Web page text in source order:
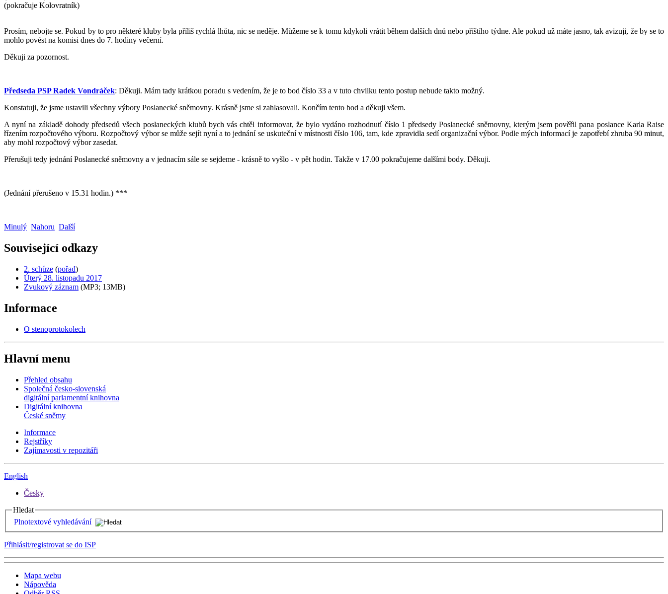
(pokračuje Kolovratník)
Prosím, nebojte se. Pokud by to pro některé kluby byla příliš rychlá lhůta, nic se neděje. Můžeme se k tomu kdykoli vrátit během dalších dnů nebo příštího týdne. Ale pokud už máte jasno, tak avizuji, že by se to
mohlo povést na komisi dnes do 7. hodiny večerní.
Děkuji za pozornost.
Předseda PSP Radek Vondráček: Děkuji. Mám tady krátkou poradu s vedením, že je to bod číslo 33 a v tuto chvilku tento postup nebude takto možný.
Konstatuji, že jsme ustavili všechny výbory Poslanecké sněmovny. Krásně jsme si zahlasovali. Končím tento bod a děkuji všem.
A nyní na základě dohody předsedů všech poslaneckých klubů bych vás chtěl informovat, že bylo vydáno rozhodnutí číslo 1 předsedy Poslanecké sněmovny, kterým jsem pověřil pana poslance Karla Raise
řízením rozpočtového výboru. Rozpočtový výbor se může sejít nyní a to jednání se uskuteční v místnosti číslo 106, tam, kde zpravidla sedí organizační výbor. Podle mých informací je zapotřebí zhruba 90 minut,
aby mohl rozpočtový výbor zasedat.
Přerušuji tedy jednání Poslanecké sněmovny a v jednacím sále se sejdeme - krásně to vyšlo - v pět hodin. Takže v 17.00 pokračujeme dalšími body. Děkuji.
(Jednání přerušeno v 15.31 hodin.) ***
Minulý Nahoru Další
Související odkazy
2. schůze (pořad)
Úterý 28. listopadu 2017
Zvukový záznam (MP3; 13MB)
Informace
O stenoprotokolech
Hlavní menu
Přehled obsahu
Společná česko-slovenská
digitální parlamentní knihovna
Digitální knihovna
České sněmy
Informace
Rejstříky
Zajímavosti v repozitáři
English
Česky
Hledat
Plnotextové vyhledávání
Přihlásit/registrovat se do ISP
Mapa webu
Nápověda